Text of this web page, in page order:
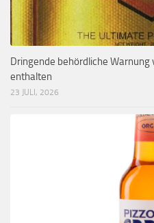
Dringende behördliche Warnung
enthalten
23 JULI, 2026